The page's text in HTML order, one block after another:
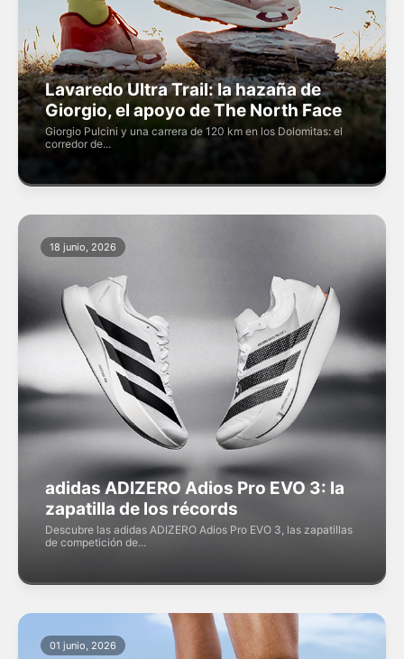
Lavaredo Ultra Trail: la hazaña de
Giorgio, el apoyo de The North Face
Giorgio Pulcini y una carrera de 120 km en los Dolomitas: el
corredor de...
adidas ADIZERO Adios Pro EVO 3: la
zapatilla de los récords
Descubre las adidas ADIZERO Adios Pro EVO 3, las zapatillas
de competición de...
18 junio, 2026
01 junio, 2026